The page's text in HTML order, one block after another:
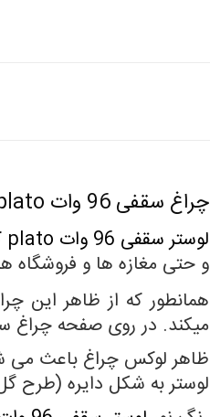
چراغ سقفی 96 وات plato کد 922
لوستر سقفی 96 وات plato کد 922
و حتی مغازه ها و فروشگاه
همانطور که از ظاهر
میکند. در روی صفحه چراغ
ظاهر لوکس چراغ باعث می
لوستر به شکل دایره (طرح